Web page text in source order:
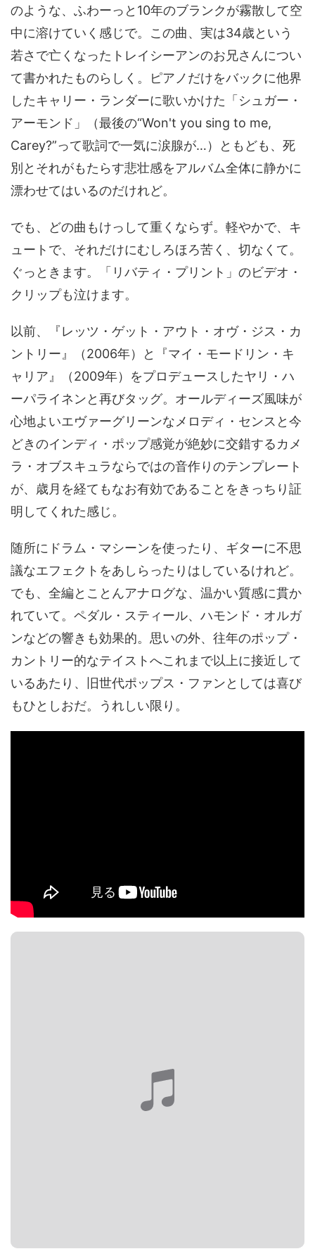
のような、ふわーっと10年のブランクが霧散して空
中に溶けていく感じで。この曲、実は34歳という
若さで亡くなったトレイシーアンのお兄さんについ
て書かれたものらしく。ピアノだけをバックに他界
したキャリー・ランダーに歌いかけた「シュガー・
アーモンド」（最後の“Won't you sing to me,
Carey?”って歌詞で一気に涙腺が…）ともども、死
別とそれがもたらす悲壮感をアルバム全体に静かに
漂わせてはいるのだけれど。
でも、どの曲もけっして重くならず。軽やかで、キ
ュートで、それだけにむしろほろ苦く、切なくて。
ぐっときます。「リバティ・プリント」のビデオ・
クリップも泣けます。
以前、『レッツ・ゲット・アウト・オヴ・ジス・カ
ントリー』（2006年）と『マイ・モードリン・キ
ャリア』（2009年）をプロデュースしたヤリ・ハ
ーパライネンと再びタッグ。オールディーズ風味が
心地よいエヴァーグリーンなメロディ・センスと今
どきのインディ・ポップ感覚が絶妙に交錯するカメ
ラ・オブスキュラならではの音作りのテンプレート
が、歳月を経てもなお有効であることをきっちり証
明してくれた感じ。
随所にドラム・マシーンを使ったり、ギターに不思
議なエフェクトをあしらったりはしているけれど。
でも、全編とことんアナログな、温かい質感に貫か
れていて。ペダル・スティール、ハモンド・オルガ
ンなどの響きも効果的。思いの外、往年のポップ・
カントリー的なテイストへこれまで以上に接近して
いるあたり、旧世代ポップス・ファンとしては喜び
もひとしおだ。うれしい限り。